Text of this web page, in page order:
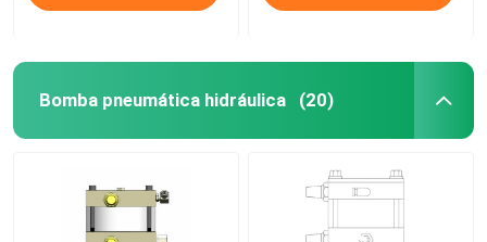
Bomba pneumática hidráulica (20)